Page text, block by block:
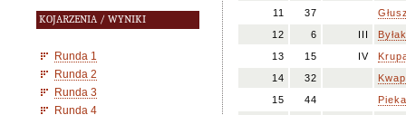
KOJARZENIA / WYNIKI
Runda 1
Runda 2
Runda 3
Runda 4
11
37
12
6 III
13
15 IV
14
32
15
44